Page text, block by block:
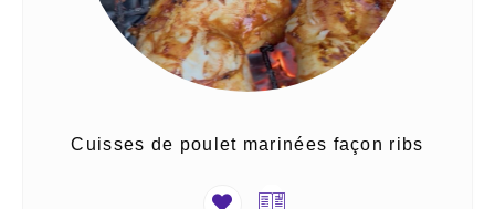
Cuisses de poulet marinées façon ribs